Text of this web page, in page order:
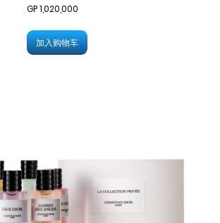
GP 1,020,000
加入购物车